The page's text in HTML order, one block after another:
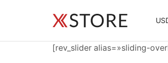
[rev_slider alias=»sliding-